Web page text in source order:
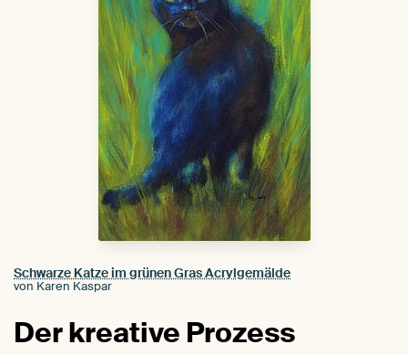
Schwarze Katze im grünen Gras Acrylgemälde
von Karen Kaspar
Der kreative Prozess